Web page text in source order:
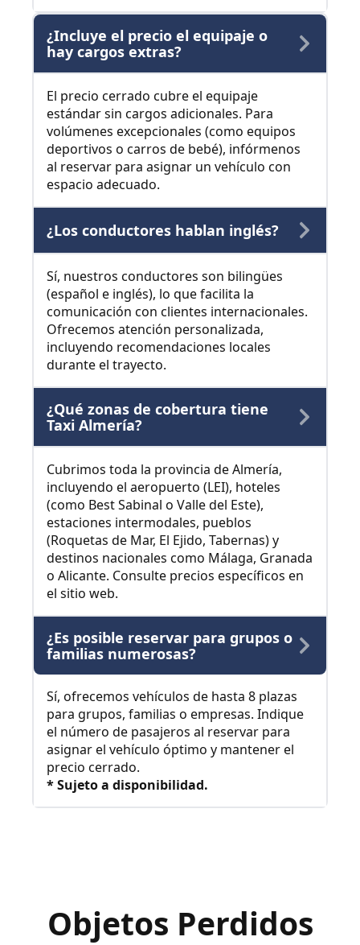
¿Incluye el precio el equipaje o
hay cargos extras?
El precio cerrado cubre el equipaje
estándar sin cargos adicionales. Para
volúmenes excepcionales (como equipos
deportivos o carros de bebé), infórmenos
al reservar para asignar un vehículo con
espacio adecuado.
¿Los conductores hablan inglés?
Sí, nuestros conductores son bilingües
(español e inglés), lo que facilita la
comunicación con clientes internacionales.
Ofrecemos atención personalizada,
incluyendo recomendaciones locales
durante el trayecto.
¿Qué zonas de cobertura tiene
Taxi Almería?
Cubrimos toda la provincia de Almería,
incluyendo el aeropuerto (LEI), hoteles
(como Best Sabinal o Valle del Este),
estaciones intermodales, pueblos
(Roquetas de Mar, El Ejido, Tabernas) y
destinos nacionales como Málaga, Granada
o Alicante. Consulte precios específicos en
el sitio web.
¿Es posible reservar para grupos o
familias numerosas?
Sí, ofrecemos vehículos de hasta 8 plazas
para grupos, familias o empresas. Indique
el número de pasajeros al reservar para
asignar el vehículo óptimo y mantener el
precio cerrado.
* Sujeto a disponibilidad.
Objetos Perdidos